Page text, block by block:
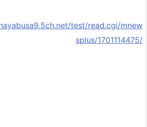
test/read.cgi/mnew
splus/1701114475/